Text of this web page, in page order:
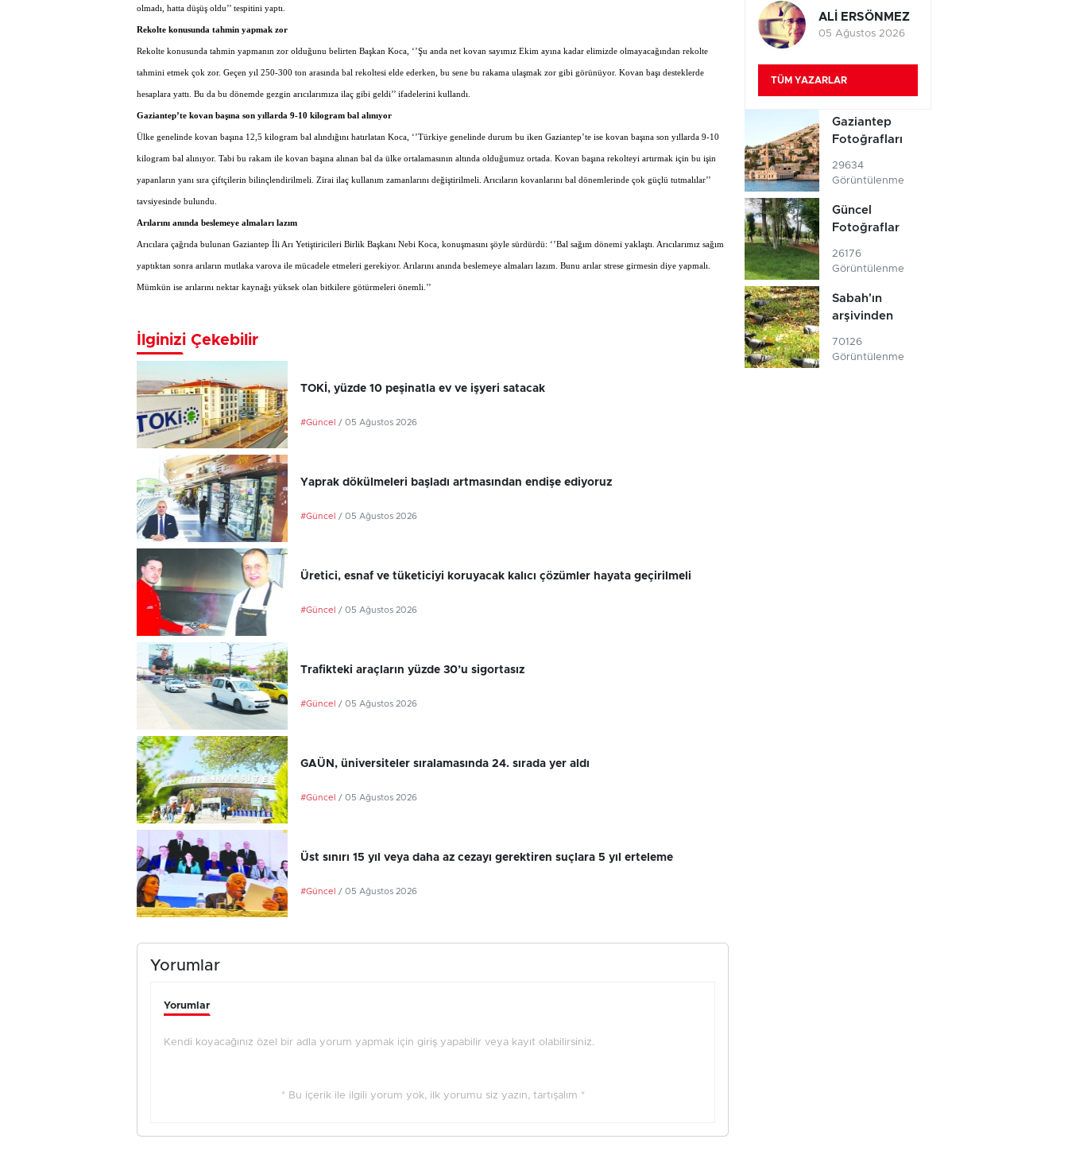
olmadı, hatta düşüş oldu’’ tespitini yaptı.
Rekolte konusunda tahmin yapmak zor
Rekolte konusunda tahmin yapmanın zor olduğunu belirten Başkan Koca, ‘’Şu anda net kovan sayımız Ekim ayına kadar elimizde olmayacağından rekolte
tahmini etmek çok zor. Geçen yıl 250-300 ton arasında bal rekoltesi elde ederken, bu sene bu rakama ulaşmak zor gibi görünüyor. Kovan başı desteklerde
hesaplara yattı. Bu da bu dönemde gezgin arıcılarımıza ilaç gibi geldi’’ ifadelerini kullandı.
Gaziantep’te kovan başına son yıllarda 9-10 kilogram bal alınıyor
Ülke genelinde kovan başına 12,5 kilogram bal alındığını hatırlatan Koca, ‘’Türkiye genelinde durum bu iken Gaziantep’te ise kovan başına son yıllarda 9-10
kilogram bal alınıyor. Tabi bu rakam ile kovan başına alınan bal da ülke ortalamasının altında olduğumuz ortada. Kovan başına rekolteyi artırmak için bu işin
yapanların yanı sıra çiftçilerin bilinçlendirilmeli. Zirai ilaç kullanım zamanlarını değiştirilmeli. Arıcıların kovanlarını bal dönemlerinde çok güçlü tutmalılar’’
tavsiyesinde bulundu.
Arılarını anında beslemeye almaları lazım
Arıcılara çağrıda bulunan Gaziantep İli Arı Yetiştiricileri Birlik Başkanı Nebi Koca, konuşmasını şöyle sürdürdü: ‘’Bal sağım dönemi yaklaştı. Arıcılarımız sağım
yaptıktan sonra arıların mutlaka varova ile mücadele etmeleri gerekiyor. Arılarını anında beslemeye almaları lazım. Bunu arılar strese girmesin diye yapmalı.
Mümkün ise arılarını nektar kaynağı yüksek olan bitkilere götürmeleri önemli.’’
İlginizi Çekebilir
TOKİ, yüzde 10 peşinatla ev ve işyeri satacak
#Güncel / 05 Ağustos 2026
Yaprak dökülmeleri başladı artmasından endişe ediyoruz
#Güncel / 05 Ağustos 2026
Üretici, esnaf ve tüketiciyi koruyacak kalıcı çözümler hayata geçirilmeli
#Güncel / 05 Ağustos 2026
Trafikteki araçların yüzde 30’u sigortasız
#Güncel / 05 Ağustos 2026
GAÜN, üniversiteler sıralamasında 24. sırada yer aldı
#Güncel / 05 Ağustos 2026
Üst sınırı 15 yıl veya daha az cezayı gerektiren suçlara 5 yıl erteleme
#Güncel / 05 Ağustos 2026
Yorumlar
Yorumlar
Kendi koyacağınız özel bir adla yorum yapmak için giriş yapabilir veya kayıt olabilirsiniz.
* Bu içerik ile ilgili yorum yok, ilk yorumu siz yazın, tartışalım *
ALİ ERSÖNMEZ
05 Ağustos 2026
TÜM YAZARLAR
Gaziantep
Fotoğrafları
29634
Görüntülenme
Güncel
Fotoğraflar
26176
Görüntülenme
Sabah'ın
arşivinden
70126
Görüntülenme